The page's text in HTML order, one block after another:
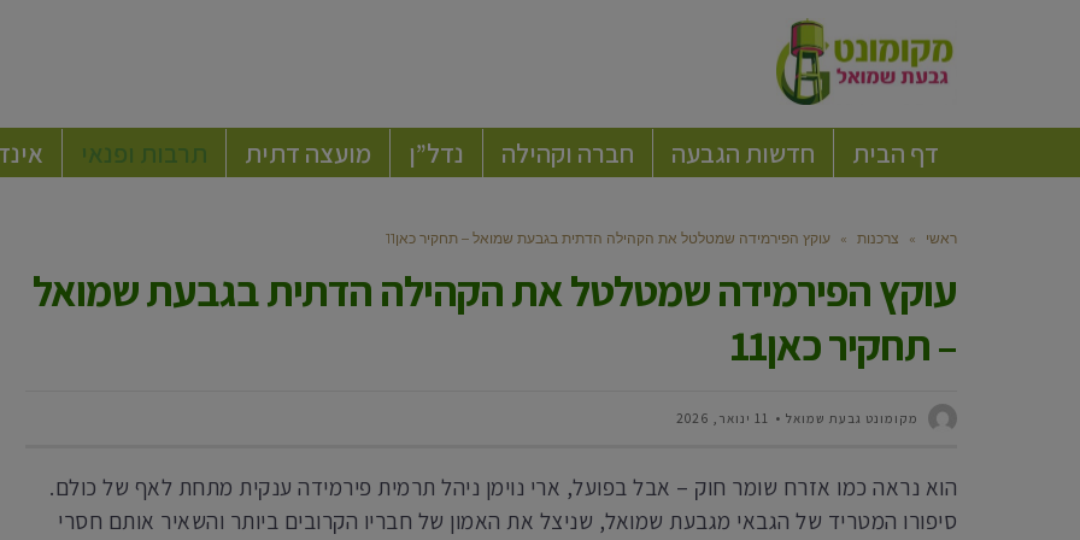
דף הבית חדשות הגבעה חברה וקהילה נדל”ן מועצה דתית תרבות ופנאי
ראשי » צרכנות » עוקץ הפירמידה שמטלטל את הקהילה הדתית בגבעת שמואל – תחקיר כאן11
עוקץ הפירמידה שמטלטל את הקהילה הדתית בגבעת שמואל
– תחקיר כאן11
מקומונט גבעת שמואל 11 ינואר, 2026
הוא נראה כמו אזרח שומר חוק – אבל בפועל, ארי נוימן ניהל תרמית פירמידה ענקית מתחת לאף של כולם.
סיפורו המטריד של הגבאי מגבעת שמואל, שניצל את האמון של חבריו הקרובים ביותר והשאיר אותם חסרי